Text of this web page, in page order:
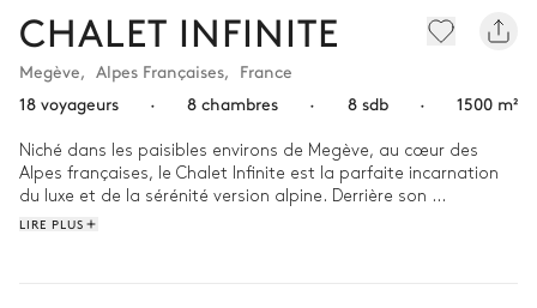
CHALET INFINITE
Megève, Alpes Françaises, France
18 voyageurs
· 8 chambres · 8 sdb · 1500 m²
Niché dans les paisibles environs de Megève, au cœur des
Alpes françaises, le Chalet Infinite est la parfaite incarnation
du luxe et de la sérénité version alpine. Derrière son
impressionnante façade, découvrez une décoration élégante
LIRE PLUS